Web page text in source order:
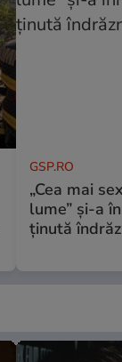
GSP.RO
„Cea mai
lume” și-a
ținută